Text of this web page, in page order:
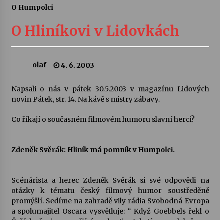
Sukuba Ensemble
4. 8. 2026
Vernisáž výstavy Josefíny Duškové: Stávám se
kapkou
30. 7. 2026
Pozvánka na integrační festival Quijotova
Letní koncerty ve Stromovce: Kolchoz a
Jenakaši
28. 7. 2026
O Humpolci
O Hliníkovi v Lidovkách
olaf 4. 6. 2003
Napsali o nás v pátek 30.5.2003 v magazínu Lidových
novin Pátek, str. 14. Na kávě s mistry zábavy.
Co říkají o současném filmovém humoru slavní herci?
Zdeněk Svěrák: Hliník má pomník v Humpolci.
Scénárista a herec Zdeněk Svěrák si své odpovědi na
otázky k tématu český filmový humor soustředěně
promýšlí. Sedíme na zahradě vily rádia Svobodná Evropa
a spolumajitel Oscara vysvětluje: “ Když Goebbels řekl o